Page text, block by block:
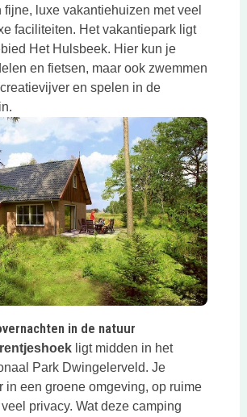
fijne, luxe vakantiehuizen met veel
faciliteiten. Het vakantiepark ligt
Het Hulsbeek. Hier kun je
en fietsen, maar ook zwemmen
en spelen in de
in de natuur
ligt midden in het
Park Dwingelerveld. Je
in een groene omgeving, op ruime
privacy. Wat deze camping